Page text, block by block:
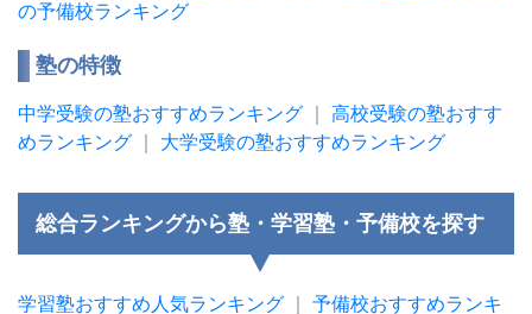
の予備校ランキング
塾の特徴
中学受験の塾おすすめランキング
高校受験の塾おすす
めランキング
大学受験の塾おすすめランキング
総合ランキングから塾・学習塾・予備校を探す
学習塾おすすめ人気ランキング
予備校おすすめランキ